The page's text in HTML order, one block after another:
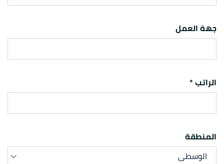
جهة العمل
الراتب *
المنطقة
الوسطى